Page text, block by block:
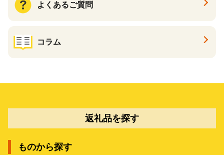
よくあるご質問
コラム
返礼品を探す
ものから探す